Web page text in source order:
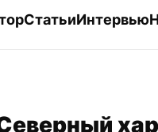
СтатьиИнтервью